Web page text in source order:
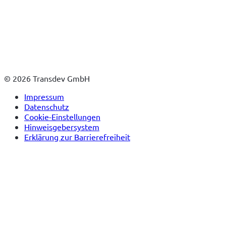
© 2026 Transdev GmbH
Impressum
Datenschutz
Cookie-Einstellungen
Hinweisgebersystem
Erklärung zur Barrierefreiheit